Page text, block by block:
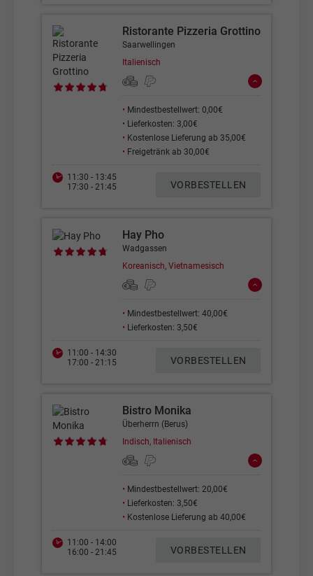
Ristorante Pizzeria Grottino
Saarwellingen
Italienisch
• Mindestbestellwert: 0,00€
• Lieferkosten: 3,00€
• Kostenlose Lieferung ab 35,00€
• Freigetränk ab 30,00€
11:30 - 13:45
17:30 - 21:45
VORBESTELLEN
Hay Pho
Wadgassen
Koreanisch, Vietnamesisch
• Mindestbestellwert: 40,00€
• Lieferkosten: 3,50€
11:00 - 14:30
17:00 - 21:15
VORBESTELLEN
Bistro Monika
Überherrn (Berus)
Indisch, Italienisch
• Mindestbestellwert: 20,00€
• Lieferkosten: 3,50€
• Kostenlose Lieferung ab 40,00€
11:00 - 14:00
16:00 - 21:45
VORBESTELLEN